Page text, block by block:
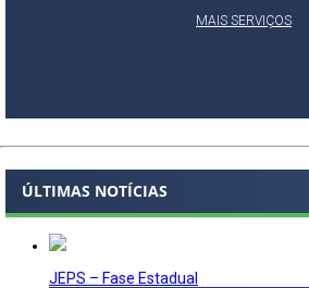
MAIS SERVIÇOS
ÚLTIMAS NOTÍCIAS
JEPS – Fase Estadual